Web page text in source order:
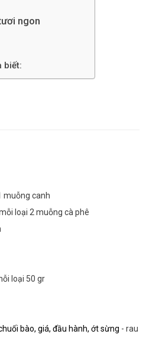
ngon
biết:
muỗng canh
loại 2 muỗng cà phê
loại 50 gr
bào, giá, đầu hành, ớt sừng -rau